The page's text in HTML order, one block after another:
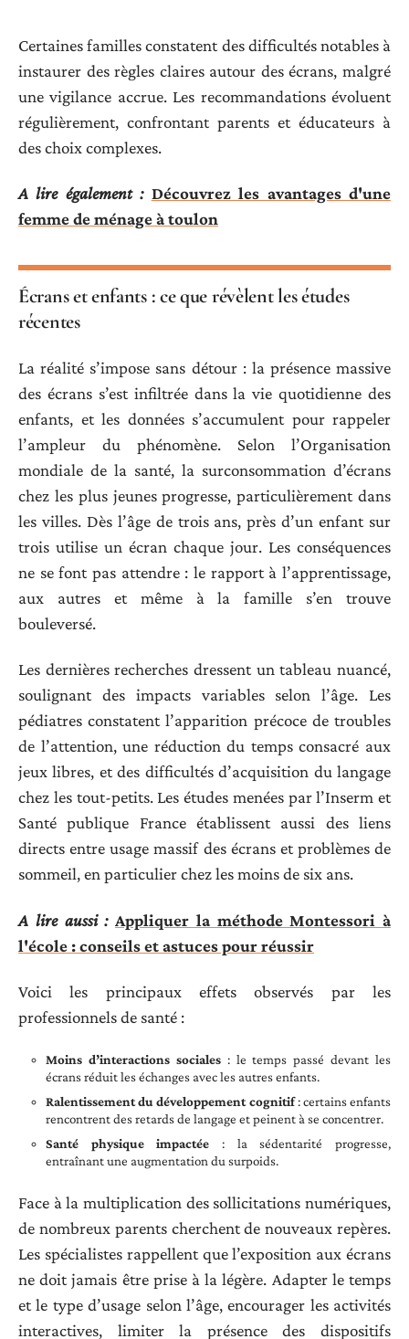
Certaines familles constatent des difficultés notables à
instaurer des règles claires autour des écrans, malgré
une vigilance accrue. Les recommandations évoluent
régulièrement, confrontant parents et éducateurs à
des choix complexes.
A lire également : Découvrez les avantages d'une
femme de ménage à toulon
Écrans et enfants : ce que révèlent les études
récentes
La réalité s’impose sans détour : la présence massive
des écrans s’est infiltrée dans la vie quotidienne des
enfants, et les données s’accumulent pour rappeler
l’ampleur du phénomène. Selon l’Organisation
mondiale de la santé, la surconsommation d’écrans
chez les plus jeunes progresse, particulièrement dans
les villes. Dès l’âge de trois ans, près d’un enfant sur
trois utilise un écran chaque jour. Les conséquences
ne se font pas attendre : le rapport à l’apprentissage,
aux autres et même à la famille s’en trouve
bouleversé.
Les dernières recherches dressent un tableau nuancé,
soulignant des impacts variables selon l’âge. Les
pédiatres constatent l’apparition précoce de troubles
de l’attention, une réduction du temps consacré aux
jeux libres, et des difficultés d’acquisition du langage
chez les tout-petits. Les études menées par l’Inserm et
Santé publique France établissent aussi des liens
directs entre usage massif des écrans et problèmes de
sommeil, en particulier chez les moins de six ans.
A lire aussi : Appliquer la méthode Montessori à
l'école : conseils et astuces pour réussir
Voici les principaux effets observés par les
professionnels de santé :
Moins d’interactions sociales: le temps passé devant les
écrans réduit les échanges avec les autres enfants.
Ralentissement du développement cognitif: certains enfants
rencontrent des retards de langage et peinent à se concentrer.
Santé physique impactée : la sédentarité progresse,
entraînant une augmentation du surpoids.
Face à la multiplication des sollicitations numériques,
de nombreux parents cherchent de nouveaux repères.
Les spécialistes rappellent que l’exposition aux écrans
ne doit jamais être prise à la légère. Adapter le temps
et le type d’usage selon l’âge, encourager les activités
interactives, limiter la présence des dispositifs